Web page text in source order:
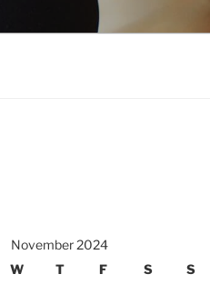
November 2024
W T F S S